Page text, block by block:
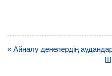
Навигация
« Айналу денелердің